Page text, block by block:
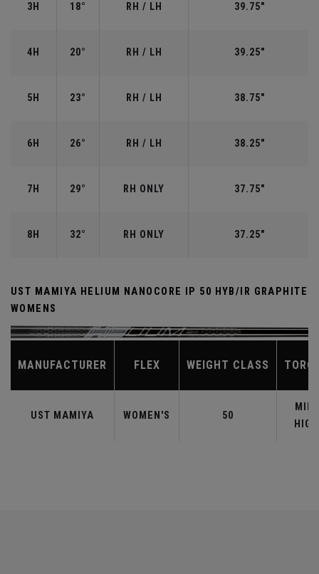
3H 18° RH / LH 39.75"
4H 20° RH / LH 39.25"
5H 23° RH / LH 38.75"
6H 26° RH / LH 38.25"
7H 29° RH ONLY 37.75"
8H 32° RH ONLY 37.25"
UST MAMIYA HELIUM NANOCORE IP 50 HYB/IR GRAPHITE
WOMENS
MANUFACTURER FLEX WEIGHT CLASS
UST MAMIYA WOMEN'S 50
MID-
HIGH